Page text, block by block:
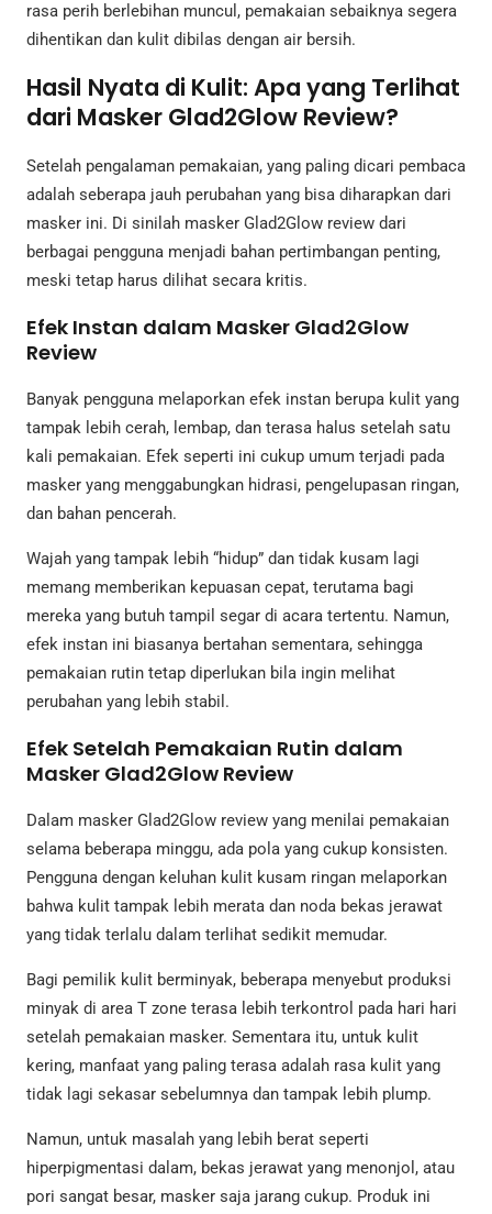
rasa perih berlebihan muncul, pemakaian sebaiknya segera
dihentikan dan kulit dibilas dengan air bersih.
Hasil Nyata di Kulit: Apa yang Terlihat
dari Masker Glad2Glow Review?
Setelah pengalaman pemakaian, yang paling dicari pembaca
adalah seberapa jauh perubahan yang bisa diharapkan dari
masker ini. Di sinilah masker Glad2Glow review dari
berbagai pengguna menjadi bahan pertimbangan penting,
meski tetap harus dilihat secara kritis.
Efek Instan dalam Masker Glad2Glow
Review
Banyak pengguna melaporkan efek instan berupa kulit yang
tampak lebih cerah, lembap, dan terasa halus setelah satu
kali pemakaian. Efek seperti ini cukup umum terjadi pada
masker yang menggabungkan hidrasi, pengelupasan ringan,
dan bahan pencerah.
Wajah yang tampak lebih “hidup” dan tidak kusam lagi
memang memberikan kepuasan cepat, terutama bagi
mereka yang butuh tampil segar di acara tertentu. Namun,
efek instan ini biasanya bertahan sementara, sehingga
pemakaian rutin tetap diperlukan bila ingin melihat
perubahan yang lebih stabil.
Efek Setelah Pemakaian Rutin dalam
Masker Glad2Glow Review
Dalam masker Glad2Glow review yang menilai pemakaian
selama beberapa minggu, ada pola yang cukup konsisten.
Pengguna dengan keluhan kulit kusam ringan melaporkan
bahwa kulit tampak lebih merata dan noda bekas jerawat
yang tidak terlalu dalam terlihat sedikit memudar.
Bagi pemilik kulit berminyak, beberapa menyebut produksi
minyak di area T zone terasa lebih terkontrol pada hari hari
setelah pemakaian masker. Sementara itu, untuk kulit
kering, manfaat yang paling terasa adalah rasa kulit yang
tidak lagi sekasar sebelumnya dan tampak lebih plump.
Namun, untuk masalah yang lebih berat seperti
hiperpigmentasi dalam, bekas jerawat yang menonjol, atau
pori sangat besar, masker saja jarang cukup. Produk ini